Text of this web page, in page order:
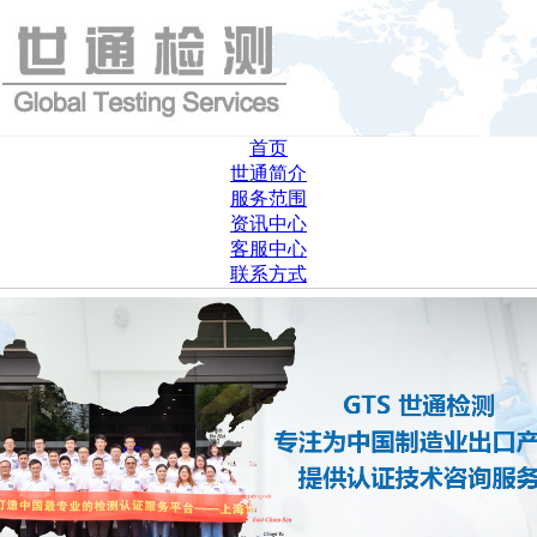
首页
世通简介
服务范围
资讯中心
客服中心
联系方式